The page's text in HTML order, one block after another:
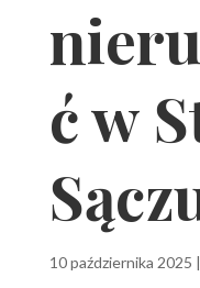
ć w
10 października 2025 |